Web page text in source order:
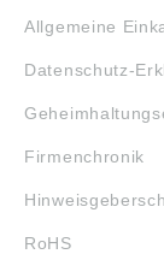
Allgemeine
Datenschutz-
Firmenchronik
RoHS